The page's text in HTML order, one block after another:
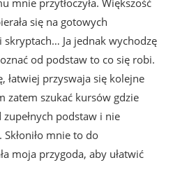
mnie przytłoczyła. Większość
się na gotowych
skryptach… Ja jednak wychodzę
od podstaw to co się robi.
łatwiej przyswaja się kolejne
zatem szukać kursów gdzie
podstaw i nie
mnie to do
moja przygoda, aby ułatwić